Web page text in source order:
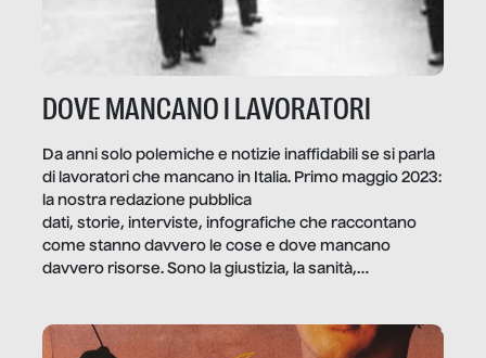
DOVE MANCANO I LAVORATORI
Da anni solo polemiche e notizie inaffidabili se si parla
di lavoratori che mancano in Italia. Primo maggio 2023:
la nostra redazione pubblica
dati, storie, interviste, infografiche che raccontano
come stanno davvero le cose e dove mancano
davvero risorse. Sono la giustizia, la sanità,